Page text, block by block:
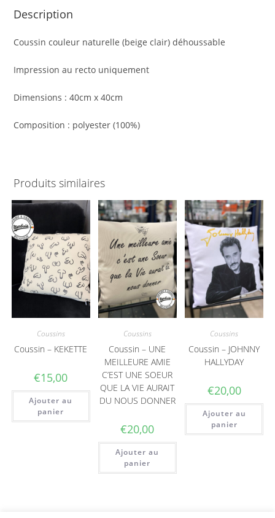
Description
Coussin couleur naturelle (beige clair) déhoussable
Impression au recto uniquement
Dimensions : 40cm x 40cm
Composition : polyester (100%)
Produits similaires
Coussins
Coussin – KEKETTE
€15,00
Ajouter au
panier
Coussins
Coussin – UNE
MEILLEURE AMIE
C’EST UNE SOEUR
QUE LA VIE AURAIT
DU NOUS DONNER
€20,00
Ajouter au
panier
Coussins
Coussin – JOHNNY
HALLYDAY
€20,00
Ajouter au
panier